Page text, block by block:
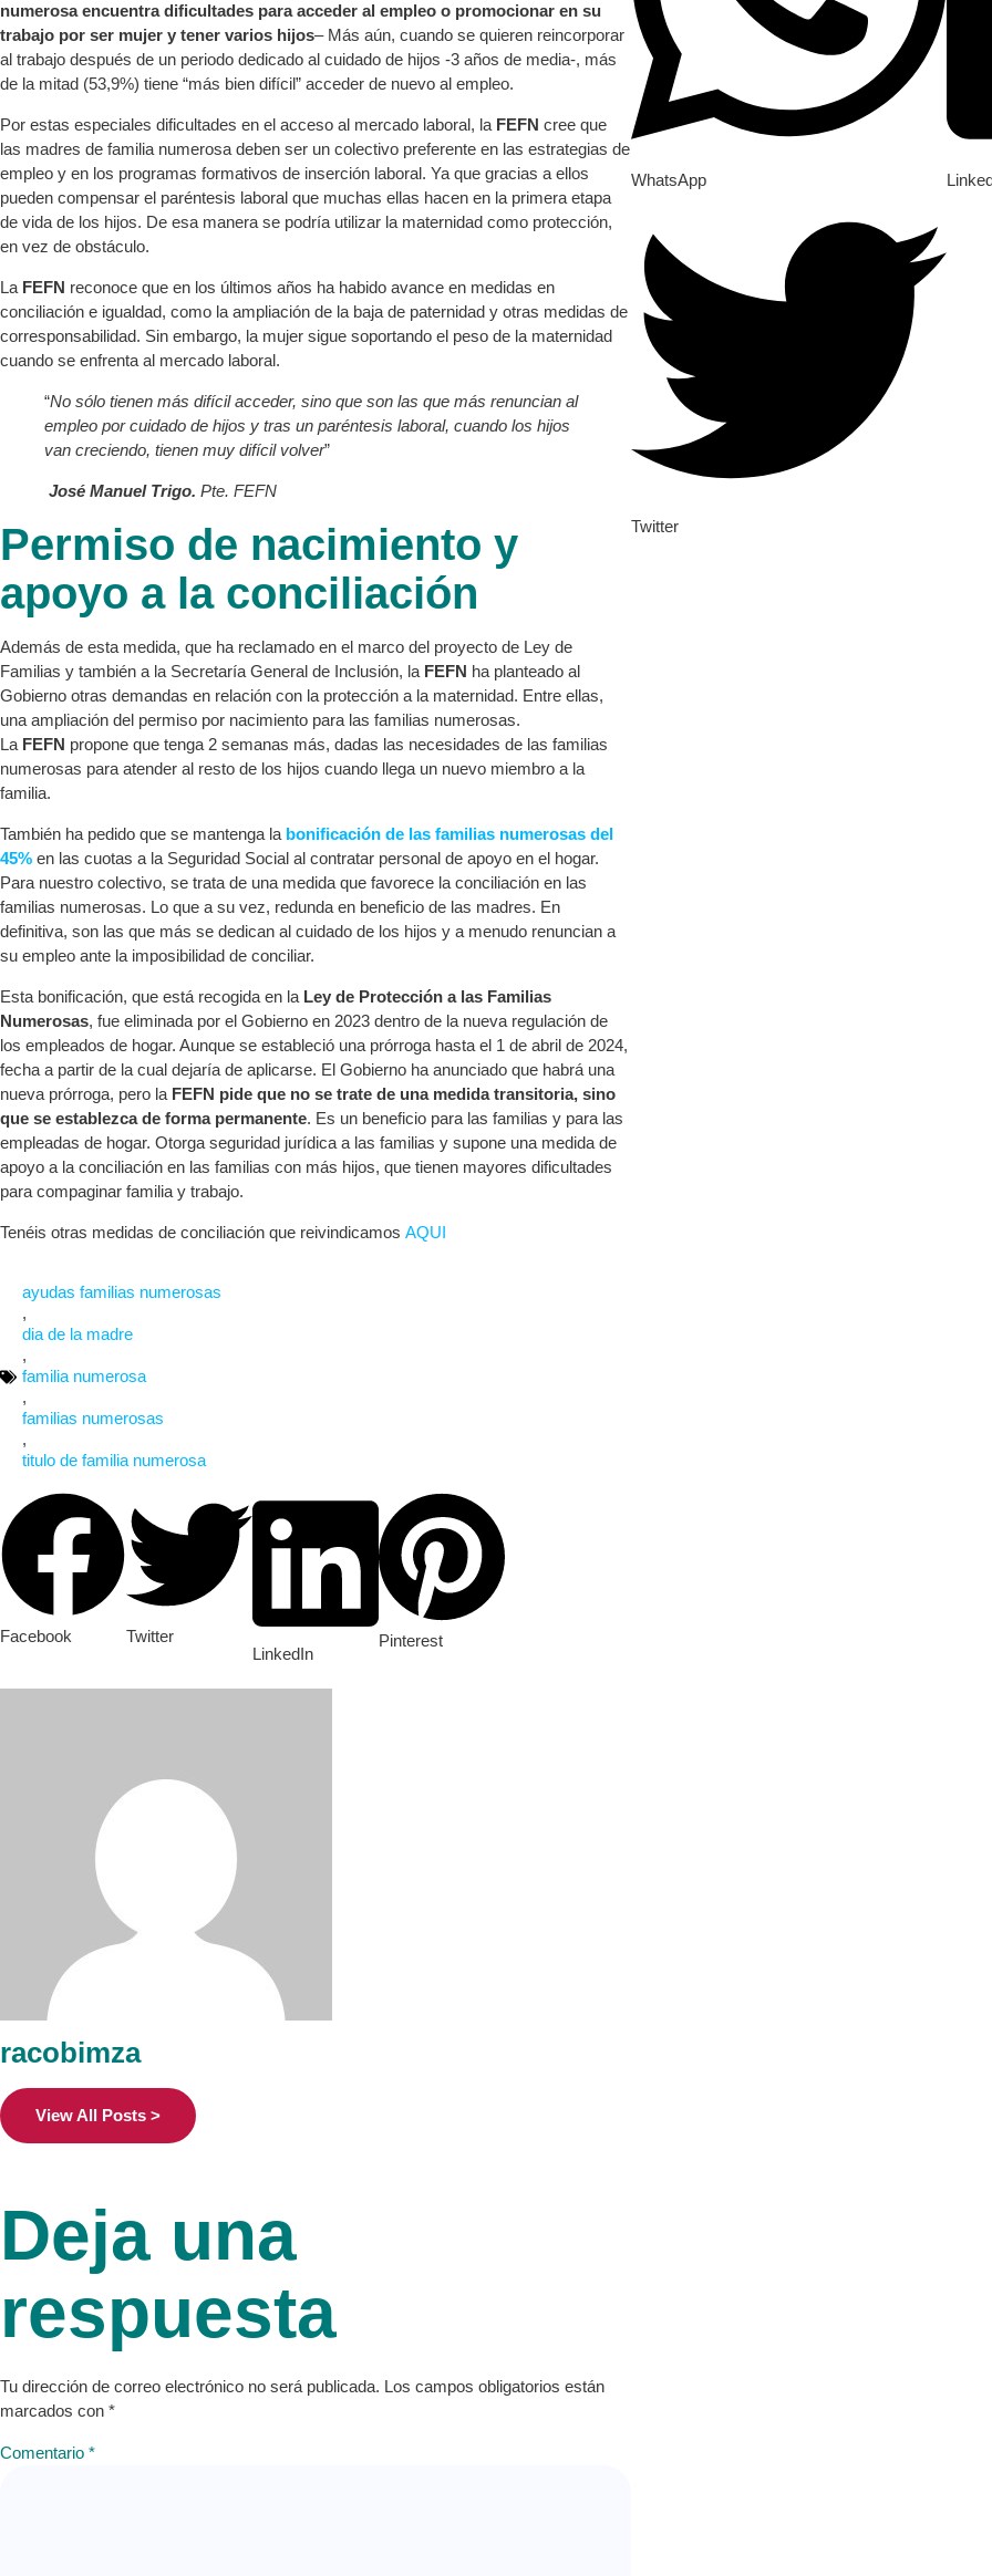
numerosa encuentra dificultades para acceder al empleo o promocionar en su
trabajo por ser mujer y tener varios hijos– Más aún, cuando se quieren reincorporar
al trabajo después de un periodo dedicado al cuidado de hijos -3 años de media-, más
de la mitad (53,9%) tiene “más bien difícil” acceder de nuevo al empleo.
Por estas especiales dificultades en el acceso al mercado laboral, la FEFN cree que
las madres de familia numerosa deben ser un colectivo preferente en las estrategias de
empleo y en los programas formativos de inserción laboral. Ya que gracias a ellos
pueden compensar el paréntesis laboral que muchas ellas hacen en la primera etapa
de vida de los hijos. De esa manera se podría utilizar la maternidad como protección,
en vez de obstáculo.
La FEFN reconoce que en los últimos años ha habido avance en medidas en
conciliación e igualdad, como la ampliación de la baja de paternidad y otras medidas de
corresponsabilidad. Sin embargo, la mujer sigue soportando el peso de la maternidad
cuando se enfrenta al mercado laboral.
“No sólo tienen más difícil acceder, sino que son las que más renuncian al
empleo por cuidado de hijos y tras un paréntesis laboral, cuando los hijos
van creciendo, tienen muy difícil volver”
José Manuel Trigo. Pte. FEFN
Permiso de nacimiento y
apoyo a la conciliación
Además de esta medida, que ha reclamado en el marco del proyecto de Ley de
Familias y también a la Secretaría General de Inclusión, la FEFN ha planteado al
Gobierno otras demandas en relación con la protección a la maternidad. Entre ellas,
una ampliación del permiso por nacimiento para las familias numerosas.
La FEFN propone que tenga 2 semanas más, dadas las necesidades de las familias
numerosas para atender al resto de los hijos cuando llega un nuevo miembro a la
familia.
También ha pedido que se mantenga la bonificación de las familias numerosas del
45% en las cuotas a la Seguridad Social al contratar personal de apoyo en el hogar.
Para nuestro colectivo, se trata de una medida que favorece la conciliación en las
familias numerosas. Lo que a su vez, redunda en beneficio de las madres. En
definitiva, son las que más se dedican al cuidado de los hijos y a menudo renuncian a
su empleo ante la imposibilidad de conciliar.
Esta bonificación, que está recogida en la Ley de Protección a las Familias
Numerosas, fue eliminada por el Gobierno en 2023 dentro de la nueva regulación de
los empleados de hogar. Aunque se estableció una prórroga hasta el 1 de abril de 2024,
fecha a partir de la cual dejaría de aplicarse. El Gobierno ha anunciado que habrá una
nueva prórroga, pero la FEFN pide que no se trate de una medida transitoria, sino
que se establezca de forma permanente. Es un beneficio para las familias y para las
empleadas de hogar. Otorga seguridad jurídica a las familias y supone una medida de
apoyo a la conciliación en las familias con más hijos, que tienen mayores dificultades
para compaginar familia y trabajo.
Tenéis otras medidas de conciliación que reivindicamos AQUI
ayudas familias numerosas
,
dia de la madre
,
familia numerosa
,
familias numerosas
,
titulo de familia numerosa
Facebook
Twitter
LinkedIn
Pinterest
racobimza
View All Posts >
Deja una
respuesta
Tu dirección de correo electrónico no será publicada. Los campos obligatorios están
marcados con *
Comentario *
WhatsApp
Twitter